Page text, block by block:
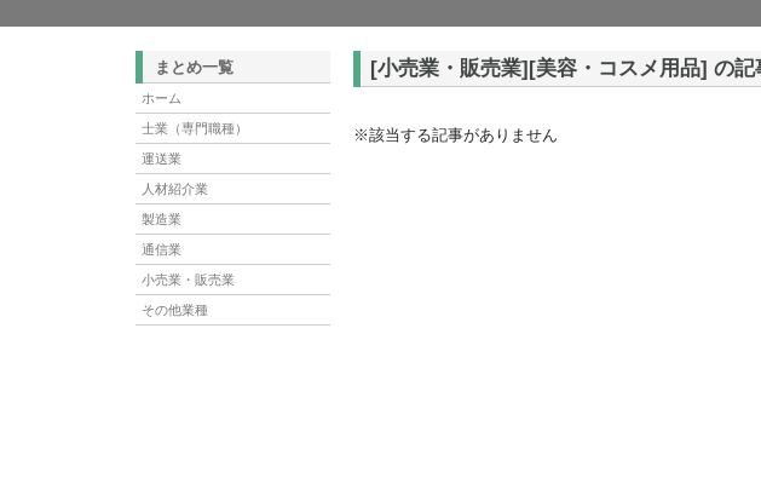
まとめ一覧
ホーム
士業（専門職種）
運送業
人材紹介業
製造業
通信業
小売業・販売業
その他業種
[小売業・販売業][美容・コスメ用品] の記
※該当する記事がありません